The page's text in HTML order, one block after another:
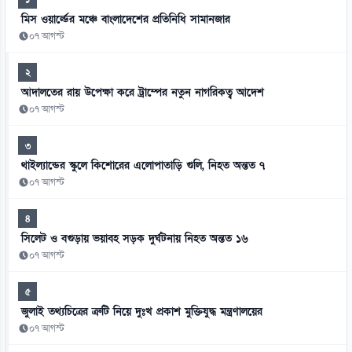
মিস ওয়ার্ল্ডের মঞ্চে বাংলাদেশের প্রতিনিধি সামানজার
০৭ আগস্ট
২
আদালতের রায় উপেক্ষা করে ট্রাম্পের নতুন নাগরিকত্ব আদেশ
০৭ আগস্ট
৩
থাইল্যান্ডের স্কুলে কিশোরের এলোপাতাড়ি গুলি, নিহত অন্তত ৭
০৭ আগস্ট
৪
সিলেট ও বগুড়ায় ভয়াবহ সড়ক দুর্ঘটনায় নিহত অন্তত ১৬
০৭ আগস্ট
৫
জুলাই তথ্যচিত্রের ত্রুটি নিয়ে দুঃখ প্রকাশ মুক্তিযুদ্ধ মন্ত্রণালয়ের
০৭ আগস্ট